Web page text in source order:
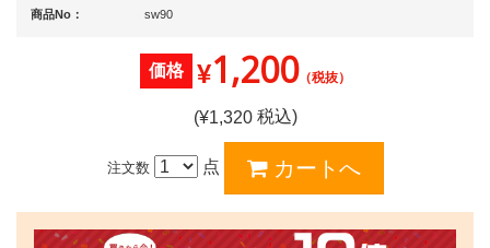
商品No： sw90
価格 ¥1,200（税抜）
(¥1,320税込)
注文数 点